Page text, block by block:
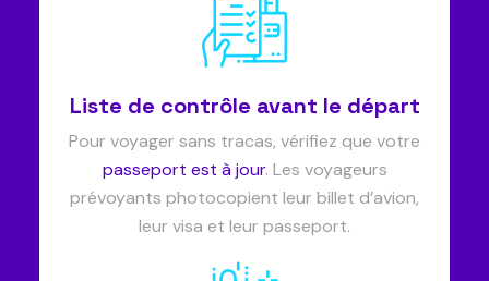
Liste de contrôle avant le départ
Pour voyager sans tracas, vérifiez que votre
passeport est à jour. Les voyageurs
prévoyants photocopient leur billet d’avion,
leur visa et leur passeport.